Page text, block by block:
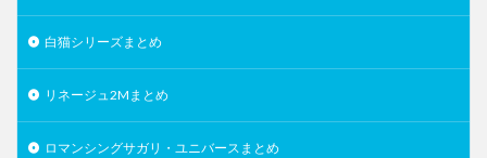
白猫シリーズまとめ
リネージュ2Mまとめ
ロマンシングサガリ・ユニバースまとめ